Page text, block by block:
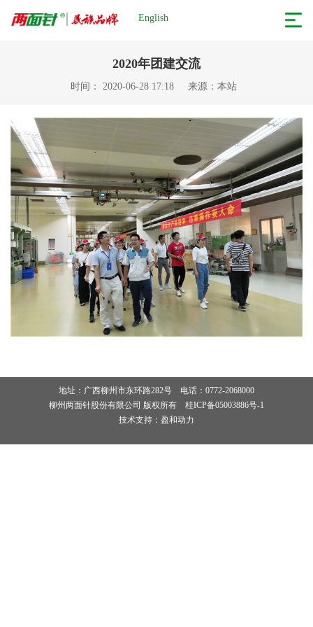
English
2020年团建交流
时间： 2020-06-28 17:18 来源：本站
地址：广西柳州市东环路282号 电话：0772-2068000
柳州两面针股份有限公司 版权所有 桂ICP备05003886号-1
技术支持：盈和动力